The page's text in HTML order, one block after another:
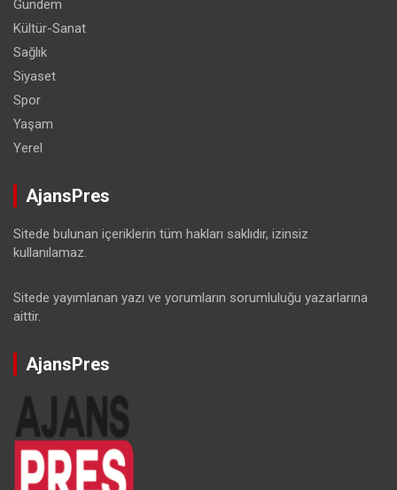
Gündem
Kültür-Sanat
Sağlık
Siyaset
Spor
Yaşam
Yerel
AjansPres
Sitede bulunan içeriklerin tüm hakları saklıdır, izinsiz
kullanılamaz.
Sitede yayımlanan yazı ve yorumların sorumluluğu yazarlarına
aittir.
AjansPres